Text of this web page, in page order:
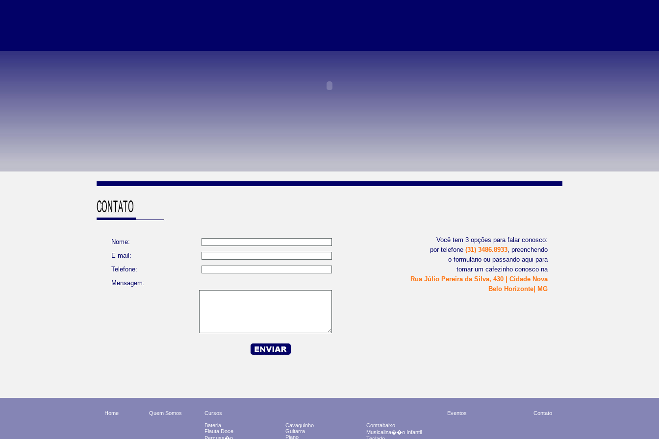
Nome:
E-mail:
Telefone:
Mensagem:
Você tem 3 opções para falar conosco:
por telefone (31) 3486.8933, preenchendo
o formulário ou passando aqui para
tomar um cafezinho conosco na
Rua Júlio Pereira da Silva, 430 | Cidade Nova
Belo Horizonte| MG
Home Quem Somos Cursos Eventos Contato
Bateria
Flauta Doce
Cavaquinho
Guitarra
Piano
Contrabaixo
Musicaliza��o Infantil